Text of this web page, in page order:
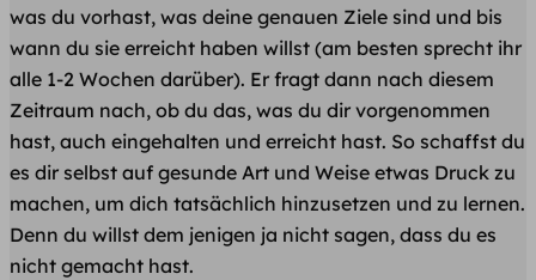
was du vorhast, was deine genauen Ziele sind und bis
wann du sie erreicht haben willst (am besten sprecht ihr
alle 1-2 Wochen darüber). Er fragt dann nach diesem
Zeitraum nach, ob du das, was du dir vorgenommen
hast, auch eingehalten und erreicht hast. So schaffst du
es dir selbst auf gesunde Art und Weise etwas Druck zu
machen, um dich tatsächlich hinzusetzen und zu lernen.
Denn du willst dem jenigen ja nicht sagen, dass du es
nicht gemacht hast.